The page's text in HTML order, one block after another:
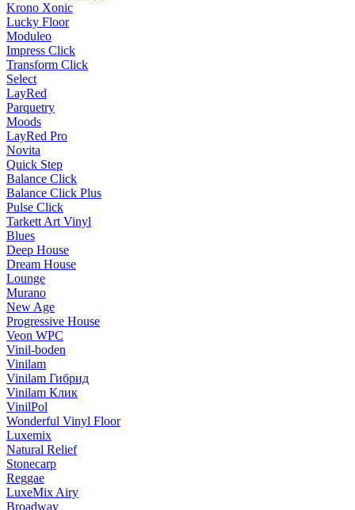
Krono Xonic
Lucky Floor
Moduleo
Impress Click
Transform Click
Select
LayRed
Parquetry
Moods
LayRed Pro
Novita
Quick Step
Balance Click
Balance Click Plus
Pulse Click
Tarkett Art Vinyl
Blues
Deep House
Dream House
Lounge
Murano
New Age
Progressive House
Veon WPC
Vinil-boden
Vinilam
Vinilam Гибрид
Vinilam Клик
VinilPol
Wonderful Vinyl Floor
Luxemix
Natural Relief
Stonecarp
Reggae
LuxeMix Airy
Broadway